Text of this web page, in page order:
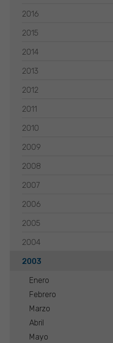
2016
2015
2014
2013
2012
2011
2010
2009
2008
2007
2006
2005
2004
2003
Enero
Febrero
Marzo
Abril
Mayo